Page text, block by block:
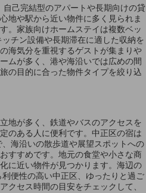
己完結型のアパートや長期向けの貸
地や駅から近い物件に多く見られま
。家族向けホームステイは複数ベッ
チン設備や長期滞在に適した収納を
海気分を重視するゲストが集まりや
ムが多く、港や海沿いでは広めの間
の目的に合った物件タイプを絞り込
地が多く、鉄道やバスのアクセスを
のある人に便利です。中正区の宿は
海沿いの散歩道や展望スポットへの
すすめです。地元の食堂や小さな商
に近い物件が見つかります。海辺の
便性の高い中正区、ゆったりと過ご
セス時間の目安をチェックして、